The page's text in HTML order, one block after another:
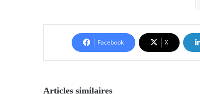
Facebook X